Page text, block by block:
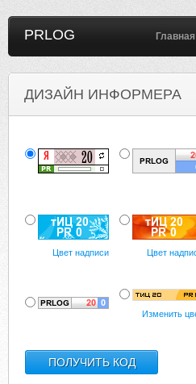
PRLOG Главная
ДИЗАЙН ИНФОРМЕРА
Цвет надписи Цвет
Изменить